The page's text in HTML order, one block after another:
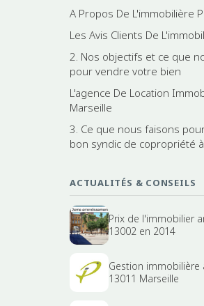
A Propos De L'immobilière
Les Avis Clients De
2. Nos objectifs et ce que
pour vendre votre bien
L'agence De Location
Marseille
3. Ce que nous faisons
bon syndic de copropriété
ACTUALITÉS & CONSEILS
Prix de l'immobilier
13002 en 2014
Gestion immobilière
13011 Marseille